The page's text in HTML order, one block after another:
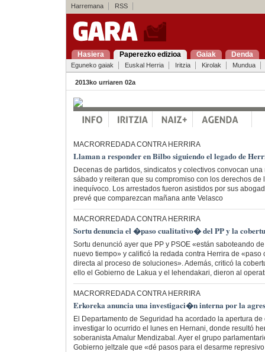
Harremana RSS
Hasiera Paperezko edizioa Gaiak Denda
Eguneko gaiak Euskal Herria Iritzia Kirolak Mundua
2013ko urriaren 02a
MACRORREDADA CONTRA HERRIRA
Llaman a responder en Bilbo siguiendo el legado de
Decenas de partidos, sindicatos y colectivos convocan
sábado y reiteran que su compromiso con los derechos de
inequívoco. Los arrestados fueron asistidos por sus
prevé que comparezcan mañana ante Velasco
MACRORREDADA CONTRA HERRIRA
Sortu denuncia el �paso cualitativo� del PP y la
Sortu denunció ayer que PP y PSOE «están saboteando
nuevo tiempo» y calificó la redada contra Herrira de «paso
directa al proceso de soluciones». Además, criticó la
ello el Gobierno de Lakua y el lehendakari, dieron al
MACRORREDADA CONTRA HERRIRA
Erkoreka anuncia una investigaci�n interna por la
El Departamento de Seguridad ha acordado la apertura
investigar lo ocurrido el lunes en Hernani, donde resultó
soberanista Amalur Mendizabal. Ayer el grupo
Gobierno jeltzale que «dé pasos para el desarme